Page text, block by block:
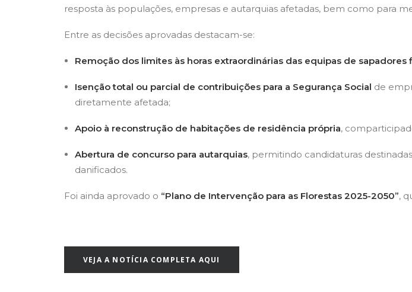
resposta às populações, empresas e autarquias afetadas, bem como para
Entre as decisões aprovadas destacam-se:
Remoção dos limites às horas extraordinárias das equipas de sapadores
Isenção total ou parcial de contribuições para a Segurança Social de
diretamente afetada;
Apoio à reconstrução de habitações de residência própria,
Abertura de concurso para autarquias, permitindo candidaturas
danificados.
Foi ainda aprovado o “Plano de Intervenção para as Florestas 2025-2050”,
VEJA A NOTÍCIA COMPLETA AQUI